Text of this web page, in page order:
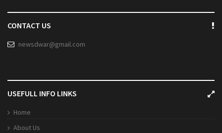
CONTACT US
newsdwar@gmail.com
USEFULL INFO LINKS
Home
About Us